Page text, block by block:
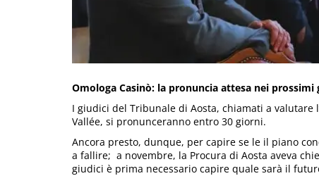
Omologa Casinò: la pronuncia attesa nei prossimi
I giudici del Tribunale di Aosta, chiamati a valutare
Vallée, si pronunceranno entro 30 giorni.
Ancora presto, dunque, per capire se le il piano
a fallire; a novembre, la Procura di Aosta aveva
giudici è prima necessario capire quale sarà il